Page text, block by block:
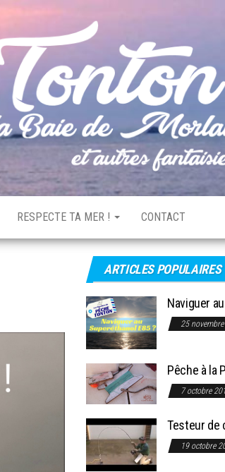
RESPECTE TA MER ! CONTACT
ARTICLES POPULAIRES
Naviguer
25
Pêche à la
7 octobre
Testeur de
19 octobre